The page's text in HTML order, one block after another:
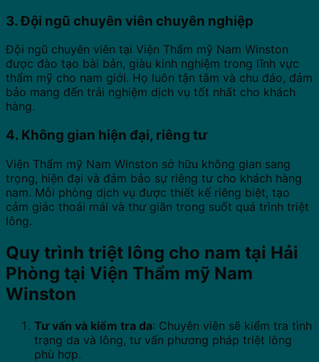
3. Đội ngũ chuyên viên chuyên nghiệp
Đội ngũ chuyên viên tại Viện Thẩm mỹ Nam Winston
được đào tạo bài bản, giàu kinh nghiệm trong lĩnh vực
thẩm mỹ cho nam giới. Họ luôn tận tâm và chu đáo, đảm
bảo mang đến trải nghiệm dịch vụ tốt nhất cho khách
hàng.
4. Không gian hiện đại, riêng tư
Viện Thẩm mỹ Nam Winston sở hữu không gian sang
trọng, hiện đại và đảm bảo sự riêng tư cho khách hàng
nam. Mỗi phòng dịch vụ được thiết kế riêng biệt, tạo
cảm giác thoải mái và thư giãn trong suốt quá trình triệt
lông.
Quy trình triệt lông cho nam tại Hải
Phòng tại Viện Thẩm mỹ Nam
Winston
Tư vấn và kiểm tra da: Chuyên viên sẽ kiểm tra tình
trạng da và lông, tư vấn phương pháp triệt lông
phù hợp.